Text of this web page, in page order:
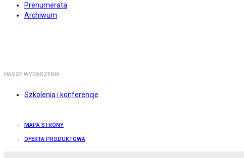
Prenumerata
Archiwum
NASZE WYDARZENIA
Szkolenia i konferencje
MAPA STRONY
OFERTA PRODUKTOWA